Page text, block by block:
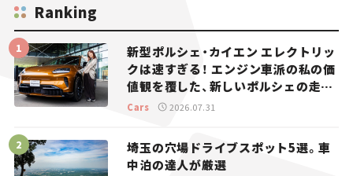
Ranking
新型ポルシェ・カイエン エレクトリッ
クは速すぎる！ エンジン車派の私の価
値観を覆した、新しいポルシェの走
り。
Cars 2026.07.31
埼玉の穴場ドライブスポット5選。車
中泊の達人が厳選